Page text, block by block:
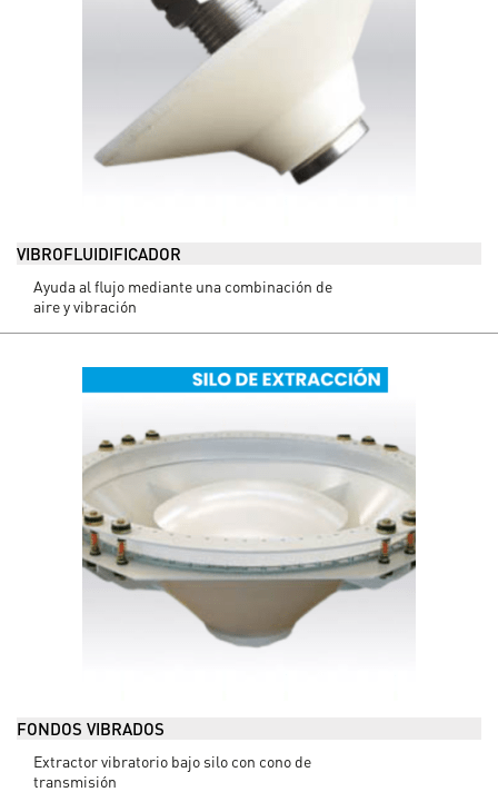
VIBROFLUIDIFICADOR
Ayuda al flujo mediante una combinación de
aire y vibración
FONDOS VIBRADOS
Extractor vibratorio bajo silo con cono de
transmisión